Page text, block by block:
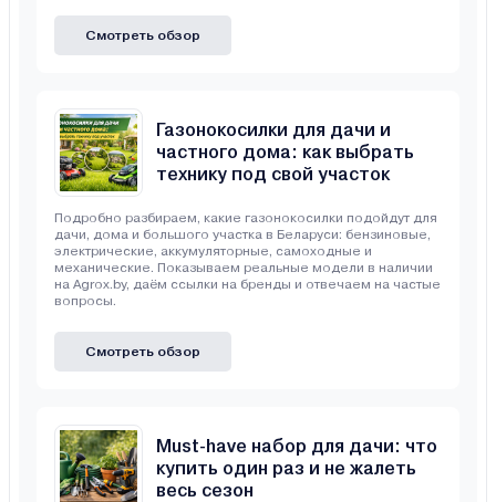
Смотреть обзор
Газонокосилки для дачи и
частного дома: как выбрать
технику под свой участок
Подробно разбираем, какие газонокосилки подойдут для
дачи, дома и большого участка в Беларуси: бензиновые,
электрические, аккумуляторные, самоходные и
механические. Показываем реальные модели в наличии
на Agrox.by, даём ссылки на бренды и отвечаем на частые
вопросы.
Смотреть обзор
Must-have набор для дачи: что
купить один раз и не жалеть
весь сезон